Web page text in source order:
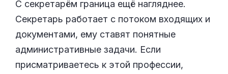
С секретарём граница ещё нагляднее.
Секретарь работает с потоком входящих и
документами, ему ставят понятные
административные задачи. Если
присматриваетесь к этой профессии,